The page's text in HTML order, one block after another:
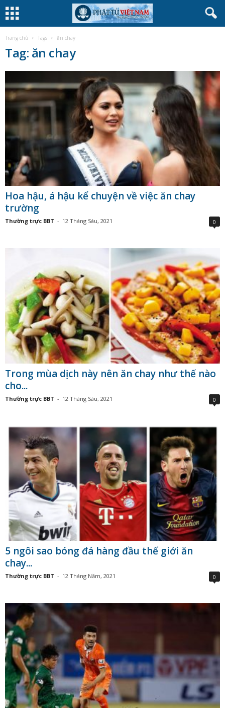
Trang chủ Tags ăn chay
Tag: ăn chay
Hoa hậu, á hậu kể chuyện về việc ăn chay
trường
Thường trực BBT - 12 Tháng Sáu, 2021 0
Trong mùa dịch này nên ăn chay như thế nào
cho...
Thường trực BBT - 12 Tháng Sáu, 2021 0
5 ngôi sao bóng đá hàng đầu thế giới ăn
chay...
Thường trực BBT - 12 Tháng Năm, 2021 0